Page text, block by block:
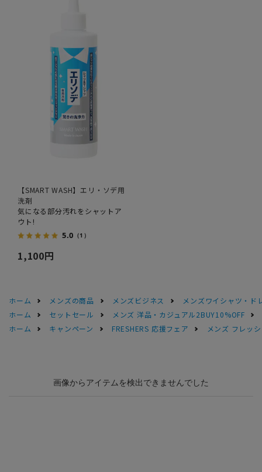
【SMART WASH】エリ・ソデ用
洗剤
気になる部分汚れをシャットア
ウト!
5.0 （1）
1,100円
ホーム メンズの商品 メンズビジネス
メンズワイシャツ・ド
ホーム
セットセール
メンズ 洋品・カジュアル2BUY10%OFF
ホーム
キャンペーン FRESHERS 応援フェア メンズ フレッ